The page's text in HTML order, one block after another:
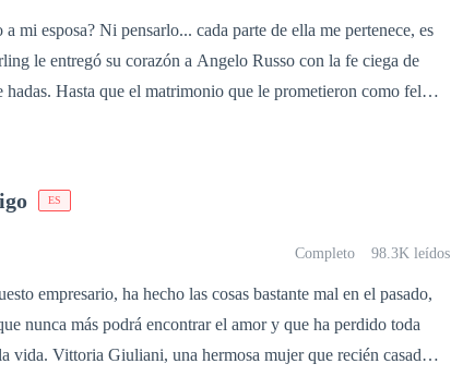
esposa? Ni pensarlo... cada parte de ella me pertenece, es
hadas. Hasta que el matrimonio que le prometieron como feliz,
rastro
Ahora es una mujer fría, elegante y decidida, con un único
y por eso organiza un desfile de los solteros más
ajenos.
la miran como si
ES
Completo 98.3K leídos
empresario, ha hecho las cosas bastante mal en el pasado,
nunca más podrá encontrar el amor y que ha perdido toda
recién casada,